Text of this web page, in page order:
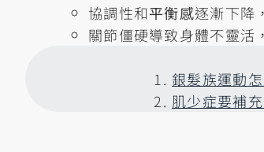
協調性和平衡感逐漸下降
關節僵硬導致身體不靈活
1.銀髮族運動
2. 肌少症要補